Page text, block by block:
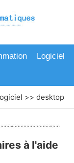
Logiciel
>> desktop
à l'aide